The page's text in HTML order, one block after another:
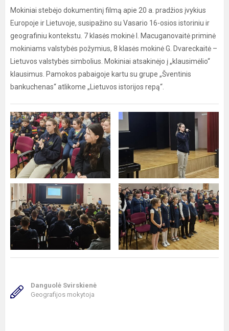
Mokiniai stebėjo dokumentinį filmą apie 20 a. pradžios įvykius
Europoje ir Lietuvoje, susipažino su Vasario 16-osios istoriniu ir
geografiniu kontekstu. 7 klasės mokinė I. Macuganovaitė priminė
mokiniams valstybės požymius, 8 klasės mokinė G. Dvareckaitė –
Lietuvos valstybės simbolius. Mokiniai atsakinėjo į „klausimėlio“
klausimus. Pamokos pabaigoje kartu su grupe „Šventinis
bankuchenas“ atlikome „Lietuvos istorijos repą“.
Danguolė Svirskienė
Geografijos mokytoja